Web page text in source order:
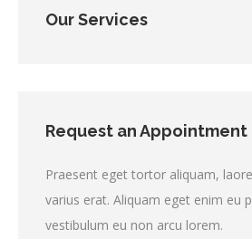
Our Services
Request an Appointment
Praesent eget tortor aliquam,
varius erat. Aliquam eget enim eu
vestibulum eu non arcu lorem.